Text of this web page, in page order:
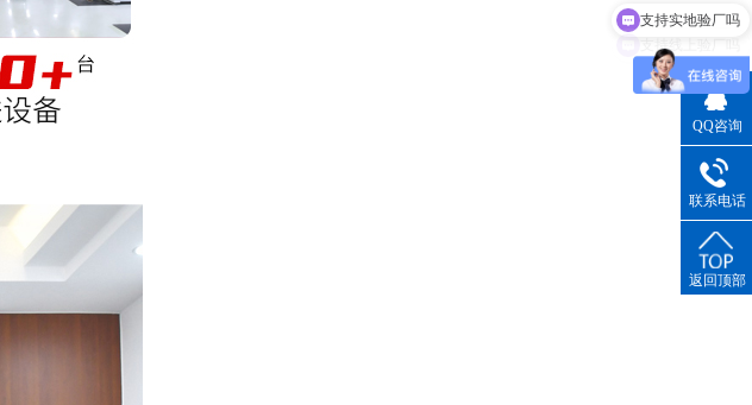
QQ咨询
联系电话
返回顶部
支持线上验厂吗